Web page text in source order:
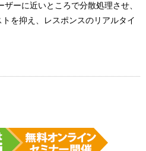
ーに近いところで分散処理させ、
を抑え、レスポンスのリアルタイ